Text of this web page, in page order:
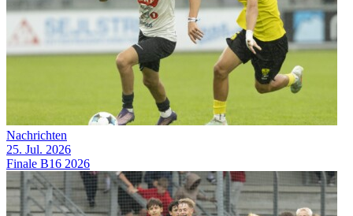
Nachrichten
25. Jul. 2026
Finale B16 2026